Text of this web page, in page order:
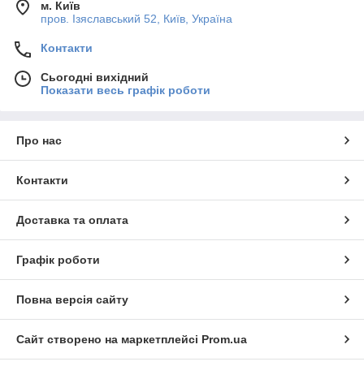
м. Київ
пров. Ізяславський 52, Київ, Україна
Контакти
Сьогодні вихідний
Показати весь графік роботи
Про нас
Контакти
Доставка та оплата
Графік роботи
Повна версія сайту
Сайт створено на маркетплейсі Prom.ua